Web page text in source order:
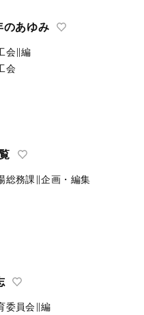
のあゆみ
会∥編
会
総務課∥企画・編集
委員会∥編